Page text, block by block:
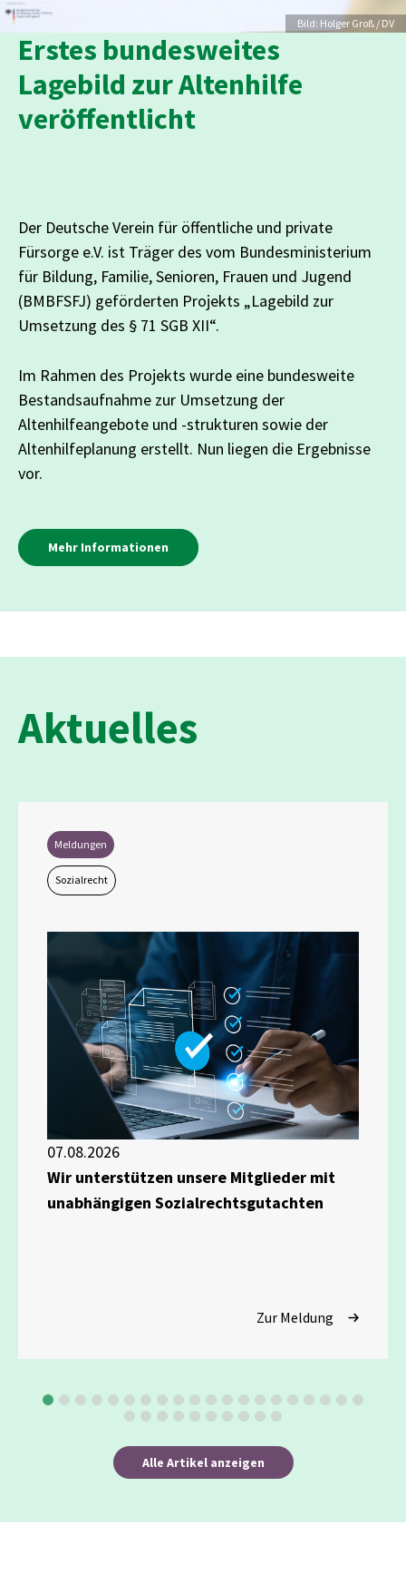
Credit
Bild: Holger Groß / DV
Erstes bundesweites
Lagebild zur Altenhilfe
veröffentlicht
Der Deutsche Verein für öffentliche und private
Fürsorge e.V. ist Träger des vom Bundesministerium
für Bildung, Familie, Senioren, Frauen und Jugend
(BMBFSFJ) geförderten Projekts „Lagebild zur
Umsetzung des § 71 SGB XII“.
Im Rahmen des Projekts wurde eine bundesweite
Bestandsaufnahme zur Umsetzung der
Altenhilfeangebote und -strukturen sowie der
Altenhilfeplanung erstellt. Nun liegen die Ergebnisse
vor.
Mehr Informationen
Aktuelles
Meldungen
Sozialrecht
07.08.2026
Wir unterstützen unsere Mitglieder mit
unabhängigen Sozialrechtsgutachten
Zur Meldung
Alle Artikel anzeigen